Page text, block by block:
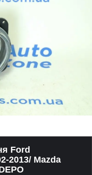
Ford
2013/ Mazda